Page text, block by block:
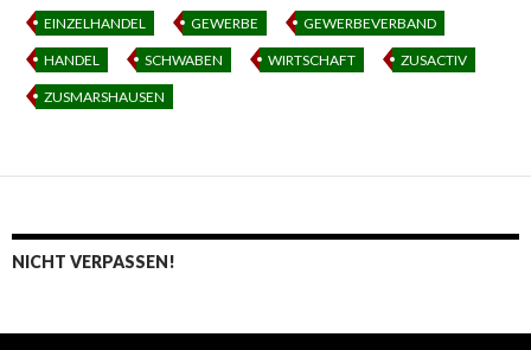
EINZELHANDEL GEWERBE GEWERBEVERBAND
HANDEL SCHWABEN WIRTSCHAFT ZUSACTIV
ZUSMARSHAUSEN
NICHT VERPASSEN!